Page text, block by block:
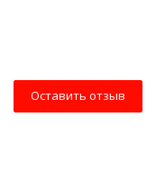
Оставить отзыв